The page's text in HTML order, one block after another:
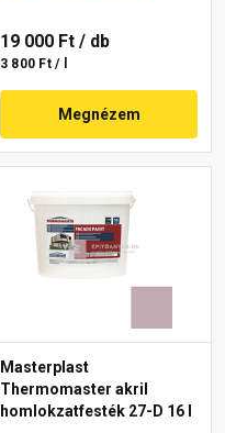
19 000 Ft / db
3 800 Ft / l
Megnézem
Masterplast
Thermomaster akril
homlokzatfesték 27-D 16 l